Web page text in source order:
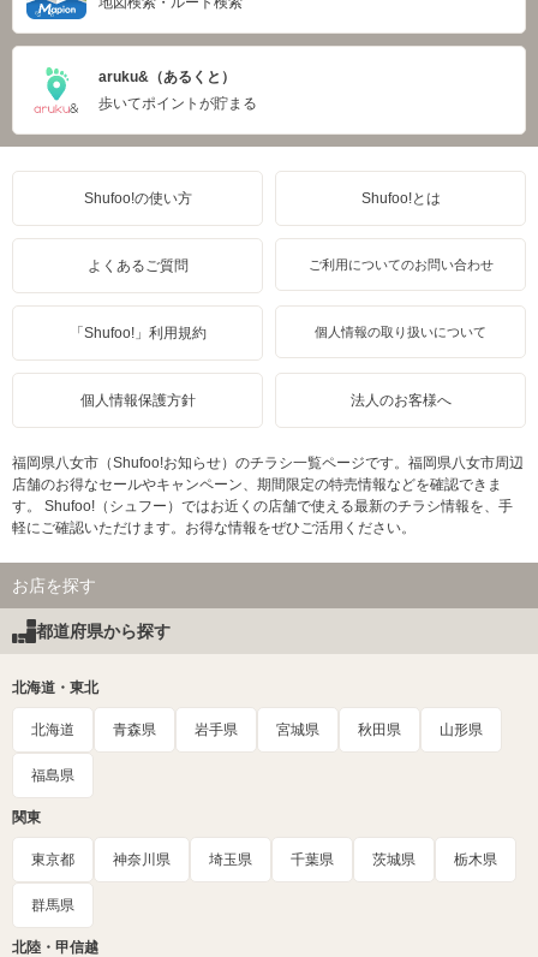
aruku&（あるくと）
歩いてポイントが貯まる
Shufoo!の使い方 Shufoo!とは
よくあるご質問 ご利用についてのお問い合わせ
「Shufoo!」利用規約 個人情報の取り扱いについて
個人情報保護方針 法人のお客様へ
福岡県八女市（Shufoo!お知らせ）のチラシ一覧ページです。福岡県八女市周辺
店舗のお得なセールやキャンペーン、期間限定の特売情報などを確認できま
す。 Shufoo!（シュフー）ではお近くの店舗で使える最新のチラシ情報を、手
軽にご確認いただけます。お得な情報をぜひご活用ください。
お店を探す
都道府県から探す
北海道・東北
北海道 青森県 岩手県 宮城県 秋田県 山形県
福島県
関東
東京都 神奈川県 埼玉県 千葉県 茨城県 栃木県
群馬県
北陸・甲信越